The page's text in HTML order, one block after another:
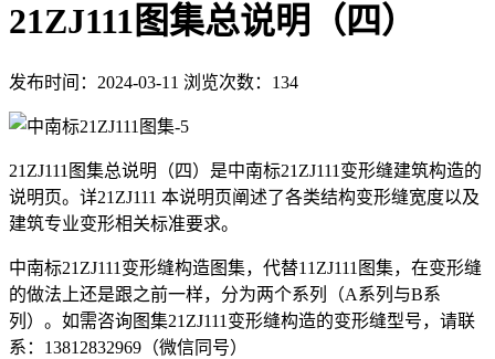
21ZJ111图集总说明（四）
发布时间：2024-03-11 浏览次数：134
21ZJ111图集总说明（四）是中南标21ZJ111变形缝建筑构造的
说明页。详21ZJ111 本说明页阐述了各类结构变形缝宽度以及
建筑专业变形相关标准要求。
中南标21ZJ111变形缝构造图集，代替11ZJ111图集，在变形缝
的做法上还是跟之前一样，分为两个系列（A系列与B系
列）。如需咨询图集21ZJ111变形缝构造的变形缝型号，请联
系：13812832969（微信同号）